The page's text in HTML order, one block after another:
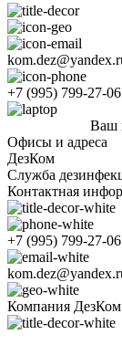
+7 (995) 799-27-06
Ваш
Офисы и адреса
ДезКом
Служба
Контактная
+7 (995) 799-27-06
Компания ДезКом